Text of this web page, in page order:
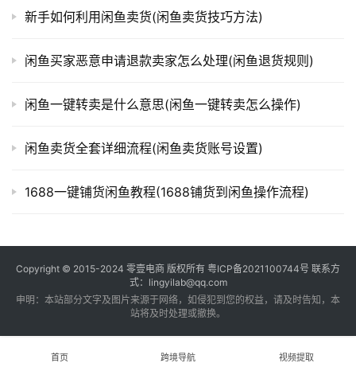
新手如何利用闲鱼卖货(闲鱼卖货技巧方法)
闲鱼买家恶意申请退款卖家怎么处理(闲鱼退货规则)
闲鱼一键转卖是什么意思(闲鱼一键转卖怎么操作)
闲鱼卖货全套详细流程(闲鱼卖货账号设置)
1688一键铺货闲鱼教程(1688铺货到闲鱼操作流程)
Copyright © 2015-2024 零壹电商 版权所有 粤ICP备2021100744号 联系方
式：lingyilab@qq.com
申明：本站部分文字及图片来源于网络，如侵犯到您的权益，请及时告知，本
站将及时处理或撤换。
首页 跨境导航 视频提取